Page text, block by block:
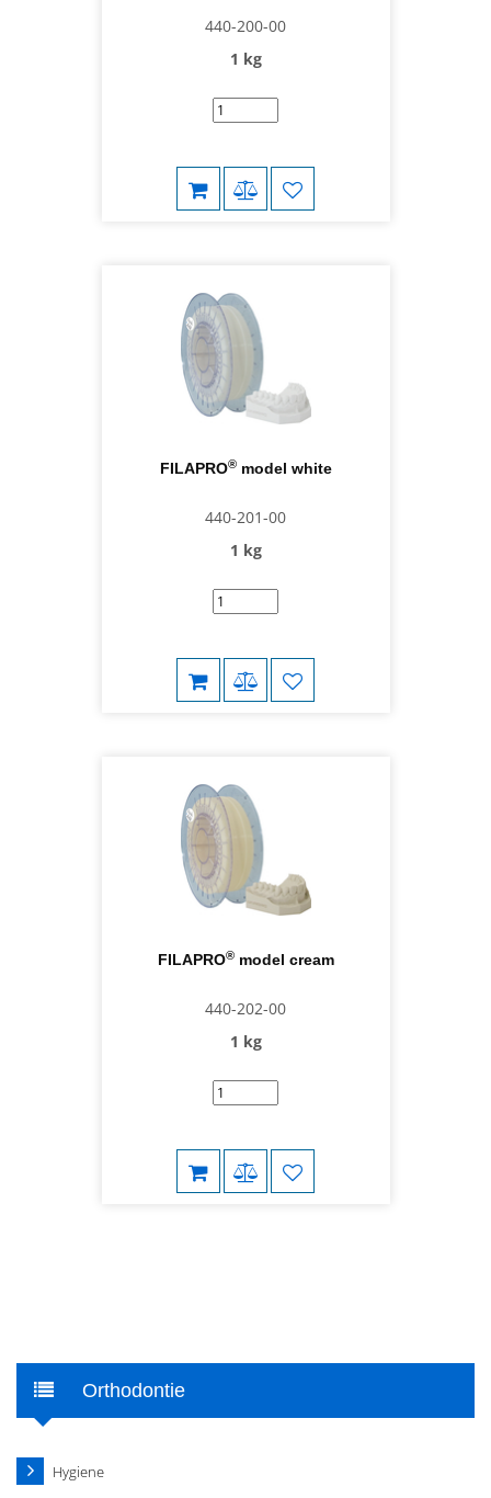
440-200-00
1 kg
FILAPRO®model white
440-201-00
1 kg
FILAPRO®model cream
440-202-00
1 kg
Orthodontie
Hygiene